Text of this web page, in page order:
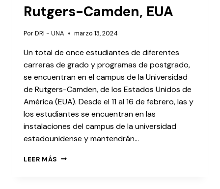
Rutgers-Camden, EUA
PorDRI - UNA marzo 13, 2024
Un total de once estudiantes de diferentes
carreras de grado y programas de postgrado,
se encuentran en el campus de la Universidad
de Rutgers-Camden, de los Estados Unidos de
América (EUA). Desde el 11 al 16 de febrero, las y
los estudiantes se encuentran en las
instalaciones del campus de la universidad
estadounidense y mantendrán…
LEER MÁS